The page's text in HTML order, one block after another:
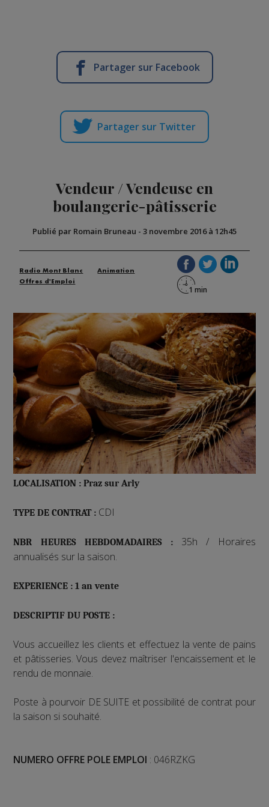
Partager sur Facebook
Partager sur Twitter
Vendeur / Vendeuse en
boulangerie-pâtisserie
Publié par Romain Bruneau - 3 novembre 2016 à 12h45
Radio Mont Blanc
Animation
Offres d'Emploi
LOCALISATION : Praz sur Arly
TYPE DE CONTRAT : CDI
NBR HEURES HEBDOMADAIRES :
35h / Horaires
annualisés sur la saison.
EXPERIENCE : 1 an vente
DESCRIPTIF DU POSTE :
Vous accueillez les clients et effectuez la vente de pains
et pâtisseries. Vous devez maîtriser l'encaissement et le
rendu de monnaie.
Poste à pourvoir DE SUITE et possibilité de contrat pour
la saison si souhaité.
NUMERO OFFRE POLE EMPLOI : 046RZKG